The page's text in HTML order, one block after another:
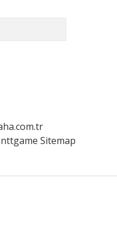
nttgame Sitemap